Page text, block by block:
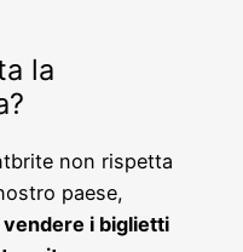
la
non rispetta
paese,
i biglietti